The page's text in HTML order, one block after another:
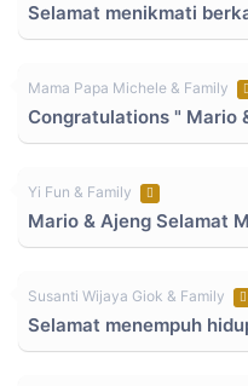
Selamat menikmati
Mama Papa Michele & Family
Congratulations " Mario
Yi Fun & Family
Mario & Ajeng Selamat
Susanti Wijaya Giok & Family
Selamat menempuh